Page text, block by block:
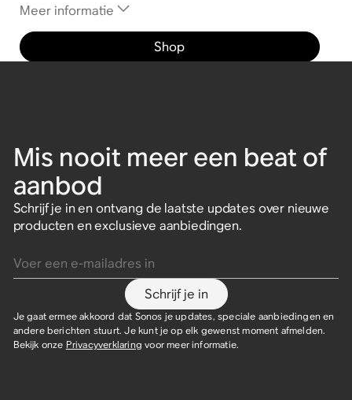
Meer informatie
Shop
Mis nooit meer een beat of
aanbod
Schrijf je in en ontvang de laatste updates over nieuwe
producten en exclusieve aanbiedingen.
Schrijf je in
Je gaat ermee akkoord dat Sonos je updates, speciale aanbiedingen en
andere berichten stuurt. Je kunt je op elk gewenst moment afmelden.
Bekijk onze Privacyverklaring voor meer informatie.